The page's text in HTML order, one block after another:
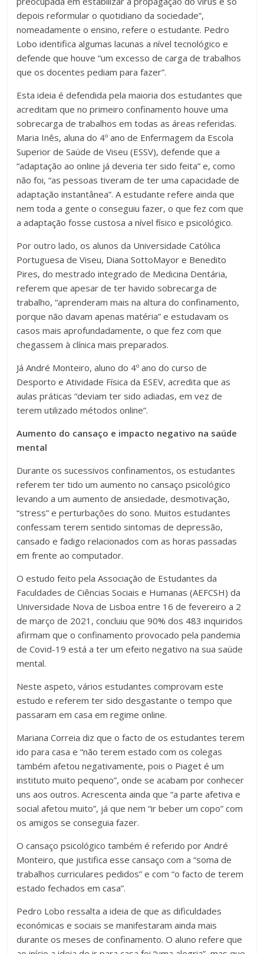
depois reformular o quotidiano da sociedade”,
nomeadamente o ensino, refere o estudante. Pedro
Lobo identifica algumas lacunas a nível tecnológico e
defende que houve “um excesso de carga de trabalhos
que os docentes pediam para fazer”.
Esta ideia é defendida pela maioria dos estudantes que
acreditam que no primeiro confinamento houve uma
sobrecarga de trabalhos em todas as áreas referidas.
Maria Inês, aluna do 4º ano de Enfermagem da Escola
Superior de Saúde de Viseu (ESSV), defende que a
“adaptação ao online já deveria ter sido feita” e, como
não foi, “as pessoas tiveram de ter uma capacidade de
adaptação instantânea”. A estudante refere ainda que
nem toda a gente o conseguiu fazer, o que fez com que
a adaptação fosse custosa a nível físico e psicológico.
Por outro lado, os alunos da Universidade Católica
Portuguesa de Viseu, Diana SottoMayor e Benedito
Pires, do mestrado integrado de Medicina Dentária,
referem que apesar de ter havido sobrecarga de
trabalho, “aprenderam mais na altura do confinamento,
porque não davam apenas matéria” e estudavam os
casos mais aprofundadamente, o que fez com que
chegassem à clínica mais preparados.
Já André Monteiro, aluno do 4º ano do curso de
Desporto e Atividade Física da ESEV, acredita que as
aulas práticas “deviam ter sido adiadas, em vez de
terem utilizado métodos online”.
Aumento do cansaço e impacto negativo na saúde
mental
Durante os sucessivos confinamentos, os estudantes
referem ter tido um aumento no cansaço psicológico
levando a um aumento de ansiedade, desmotivação,
“stress” e perturbações do sono. Muitos estudantes
confessam terem sentido sintomas de depressão,
cansado e fadigo relacionados com as horas passadas
em frente ao computador.
O estudo feito pela Associação de Estudantes da
Faculdades de Ciências Sociais e Humanas (AEFCSH) da
Universidade Nova de Lisboa entre 16 de fevereiro a 2
de março de 2021, concluiu que 90% dos 483 inquiridos
afirmam que o confinamento provocado pela pandemia
de Covid-19 está a ter um efeito negativo na sua saúde
mental.
Neste aspeto, vários estudantes comprovam este
estudo e referem ter sido desgastante o tempo que
passaram em casa em regime online.
Mariana Correia diz que o facto de os estudantes terem
ido para casa e “não terem estado com os colegas
também afetou negativamente, pois o Piaget é um
instituto muito pequeno”, onde se acabam por conhecer
uns aos outros. Acrescenta ainda que “a parte afetiva e
social afetou muito”, já que nem “ir beber um copo” com
os amigos se conseguia fazer.
O cansaço psicológico também é referido por André
Monteiro, que justifica esse cansaço com a “soma de
trabalhos curriculares pedidos” e com “o facto de terem
estado fechados em casa”.
Pedro Lobo ressalta a ideia de que as dificuldades
económicas e sociais se manifestaram ainda mais
durante os meses de confinamento. O aluno refere que